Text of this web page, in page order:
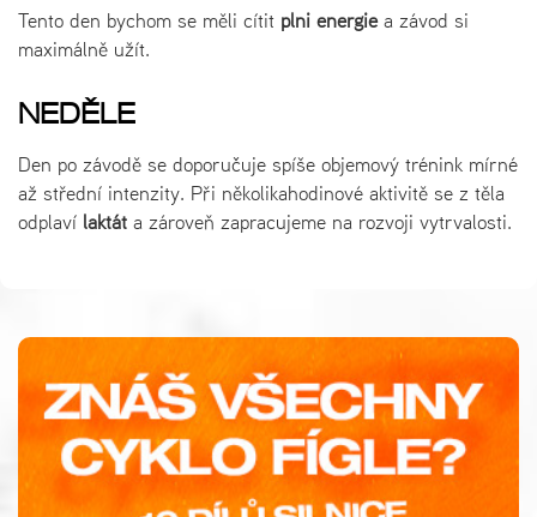
Tento den bychom se měli cítit plni energiea závod si
maximálně užít.
NEDĚLE
Den po závodě se doporučuje spíše objemový trénink mírné
až střední intenzity. Při několikahodinové aktivitě se z těla
odplaví laktát a zároveň zapracujeme na rozvoji vytrvalosti.